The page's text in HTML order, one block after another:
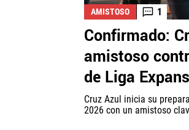
AMISTOSO 1
Confirmado:
amistoso
de Liga
Cruz Azul inicia su
2026 con un amistoso